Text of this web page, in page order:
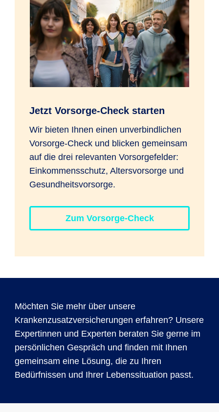
Jetzt Vorsorge-Check starten
Wir bieten Ihnen einen unverbindlichen
Vorsorge-Check und blicken gemeinsam
auf die drei relevanten Vorsorgefelder:
Einkommensschutz, Altersvorsorge und
Gesundheitsvorsorge.
Zum Vorsorge-Check
Möchten Sie mehr über unsere
Krankenzusatzversicherungen erfahren? Unsere
Expertinnen und Experten beraten Sie gerne im
persönlichen Gespräch und finden mit Ihnen
gemeinsam eine Lösung, die zu Ihren
Bedürfnissen und Ihrer Lebenssituation passt.